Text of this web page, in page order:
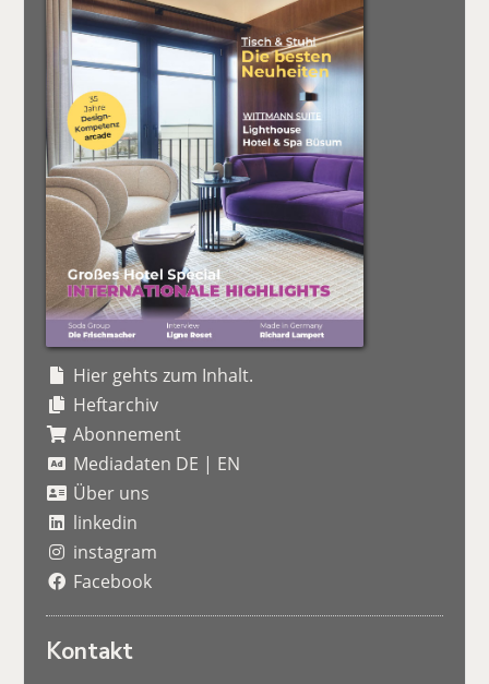
Hier gehts zum Inhalt.
Heftarchiv
Abonnement
Mediadaten DE | EN
Über uns
linkedin
instagram
Facebook
Kontakt